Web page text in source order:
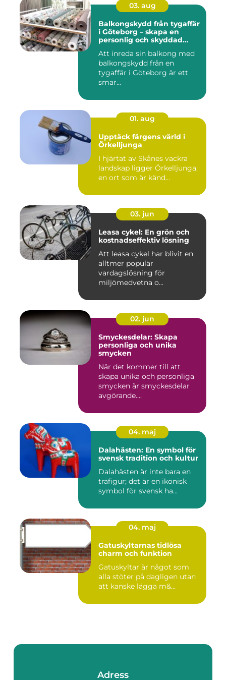
03. aug
Balkongskydd från tygaffär
i Göteborg – skapa en
personlig och skyddad
Att inreda sin balkong med
balkongskydd från en
tygaffär i Göteborg är ett
smar...
01. aug
Upptäck färgens värld i
Örkelljunga
I hjärtat av Skånes vackra
landskap ligger Örkelljunga,
en ort som är känd...
03. jun
Leasa cykel: En grön och
kostnadseffektiv lösning
Att leasa cykel har blivit en
alltmer populär
vardagslösning för
miljömedvetna o...
02. jun
Smyckesdelar: Skapa
personliga och unika
smycken
När det kommer till att
skapa unika och personliga
smycken är smyckesdelar
avgörande....
04. maj
Dalahästen: En symbol för
svensk tradition och kultur
Dalahästen är inte bara en
träfigur; det är en ikonisk
symbol för svensk ha...
04. maj
Gatuskyltarnas tidlösa
charm och funktion
Gatuskyltar är något som
alla stöter på dagligen utan
att kanske lägga m&...
Adress